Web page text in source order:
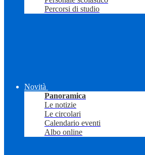
Percorsi di studio
Novità
Panoramica
Le notizie
Le circolari
Calendario eventi
Albo online